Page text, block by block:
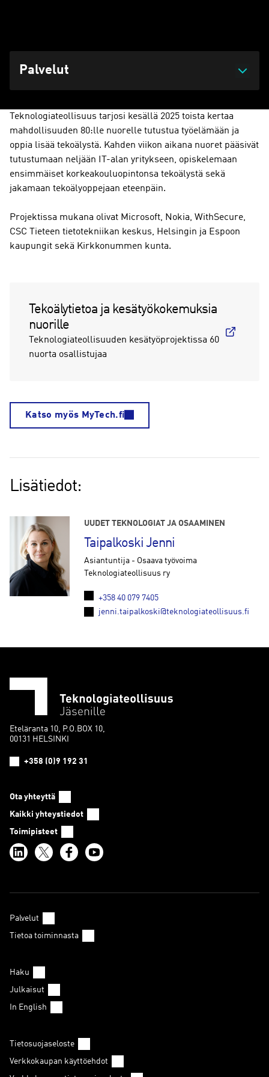
Palvelut
Teknologiateollisuus tarjosi kesällä 2025 toista kertaa
mahdollisuuden 80:lle nuorelle tutustua työelämään ja
oppia lisää tekoälystä. Kahden viikon aikana nuoret pääsivät
tutustumaan neljään IT-alan yritykseen, opiskelemaan
ensimmäiset korkeakouluopintonsa tekoälystä sekä
jakamaan tekoälyoppejaan eteenpäin.
Projektissa mukana olivat Microsoft, Nokia, WithSecure,
CSC Tieteen tietotekniikan keskus, Helsingin ja Espoon
kaupungit sekä Kirkkonummen kunta.
Tekoälytietoa ja kesätyökokemuksia
nuorille
Teknologiateollisuuden kesätyöprojektissa 60
nuorta osallistujaa
Katso myös MyTech.fi
Lisätiedot:
UUDET TEKNOLOGIAT JA OSAAMINEN
Taipalkoski Jenni
Asiantuntija - Osaava työvoima
Teknologiateollisuus ry
+358 40 079 7405
jenni.taipalkoski@teknologiateollisuus.fi
Eteläranta 10, P.O.BOX 10,
00131 HELSINKI
+358 (0)9 192 31
Ota yhteyttä
Kaikki yhteystiedot
Toimipisteet
Palvelut
Tietoa toiminnasta
Haku
Julkaisut
In English
Tietosuojaseloste
Verkkokaupan käyttöehdot